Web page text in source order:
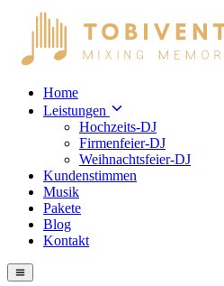
Home
Leistungen
Hochzeits-DJ
Firmenfeier-DJ
Weihnachtsfeier-DJ
Kundenstimmen
Musik
Pakete
Blog
Kontakt